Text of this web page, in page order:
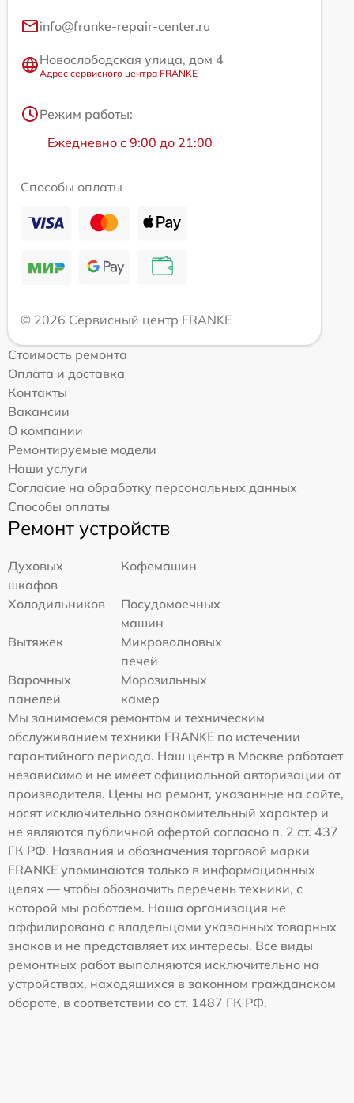
info@franke-repair-center.ru
Новослободская улица, дом 4
Адрес сервисного центра FRANKE
Режим работы:
Ежедневно с 9:00 до 21:00
Способы оплаты
© 2026 Сервисный центр FRANKE
Стоимость ремонта
Оплата и доставка
Контакты
Вакансии
О компании
Ремонтируемые модели
Наши услуги
Согласие на обработку персональных данных
Способы оплаты
Ремонт устройств
Духовых
шкафов
Кофемашин
Холодильников
Посудомоечных
машин
Вытяжек
Микроволновых
печей
Варочных
панелей
Морозильных
камер
Мы занимаемся ремонтом и техническим
обслуживанием техники FRANKE по истечении
гарантийного периода. Наш центр в Москве работает
независимо и не имеет официальной авторизации от
производителя. Цены на ремонт, указанные на сайте,
носят исключительно ознакомительный характер и
не являются публичной офертой согласно п. 2 ст. 437
ГК РФ. Названия и обозначения торговой марки
FRANKE упоминаются только в информационных
целях — чтобы обозначить перечень техники, с
которой мы работаем. Наша организация не
аффилирована с владельцами указанных товарных
знаков и не представляет их интересы. Все виды
ремонтных работ выполняются исключительно на
устройствах, находящихся в законном гражданском
обороте, в соответствии со ст. 1487 ГК РФ.